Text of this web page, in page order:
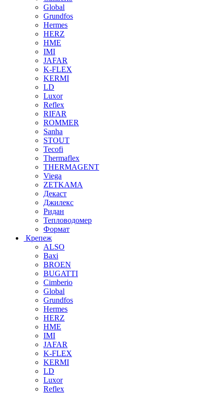
Global
Grundfos
Hermes
HERZ
HME
IMI
JAFAR
K-FLEX
KERMI
LD
Luxor
Reflex
RIFAR
ROMMER
Sanha
STOUT
Tecofi
Thermaflex
THERMAGENT
Viega
ZETKAMA
Декаст
Джилекс
Ридан
Тепловодомер
Формат
Крепеж
ALSO
Baxi
BROEN
BUGATTI
Cimberio
Global
Grundfos
Hermes
HERZ
HME
IMI
JAFAR
K-FLEX
KERMI
LD
Luxor
Reflex